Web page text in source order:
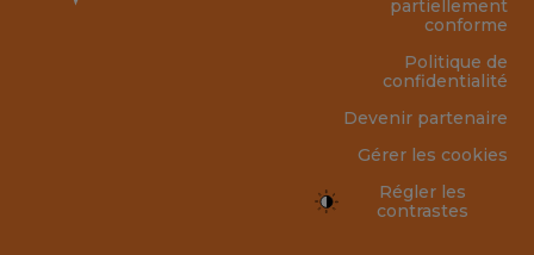
partiellement
conforme
Politique de
confidentialité
Devenir partenaire
Gérer les cookies
Régler les
contrastes